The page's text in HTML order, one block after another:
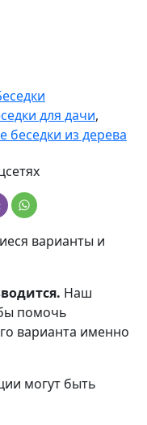
для дачи,
беседки из дерева
варианты и
Наш
помочь
варианта именно
могут быть